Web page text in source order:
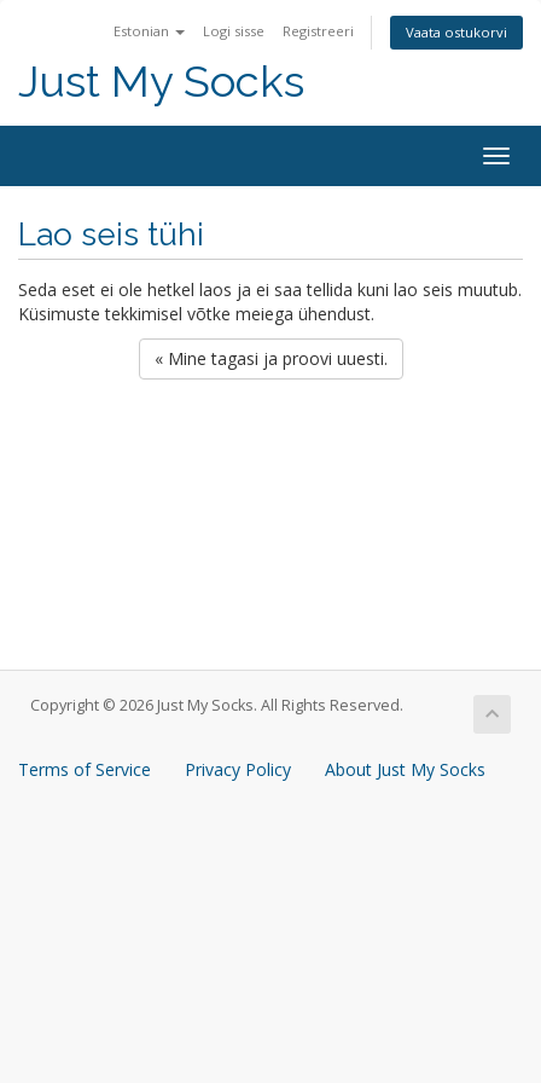
Estonian Logi sisse Registreeri Vaata ostukorvi
Just My Socks
Lao seis tühi
Seda eset ei ole hetkel laos ja ei saa tellida kuni lao seis muutub.
Küsimuste tekkimisel võtke meiega ühendust.
« Mine tagasi ja proovi uuesti.
Copyright © 2026 Just My Socks. All Rights Reserved.
Terms of Service Privacy Policy About Just My Socks